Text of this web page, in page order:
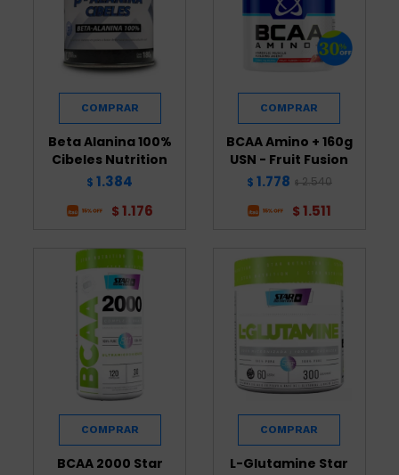
Beta Alanina 100%
Cibeles Nutrition
$ 1.384
$ 1.176
BCAA Amino + 160g
USN - Fruit Fusion
$ 1.778 $ 2.540
$ 1.511
BCAA 2000 Star
L-Glutamine Star